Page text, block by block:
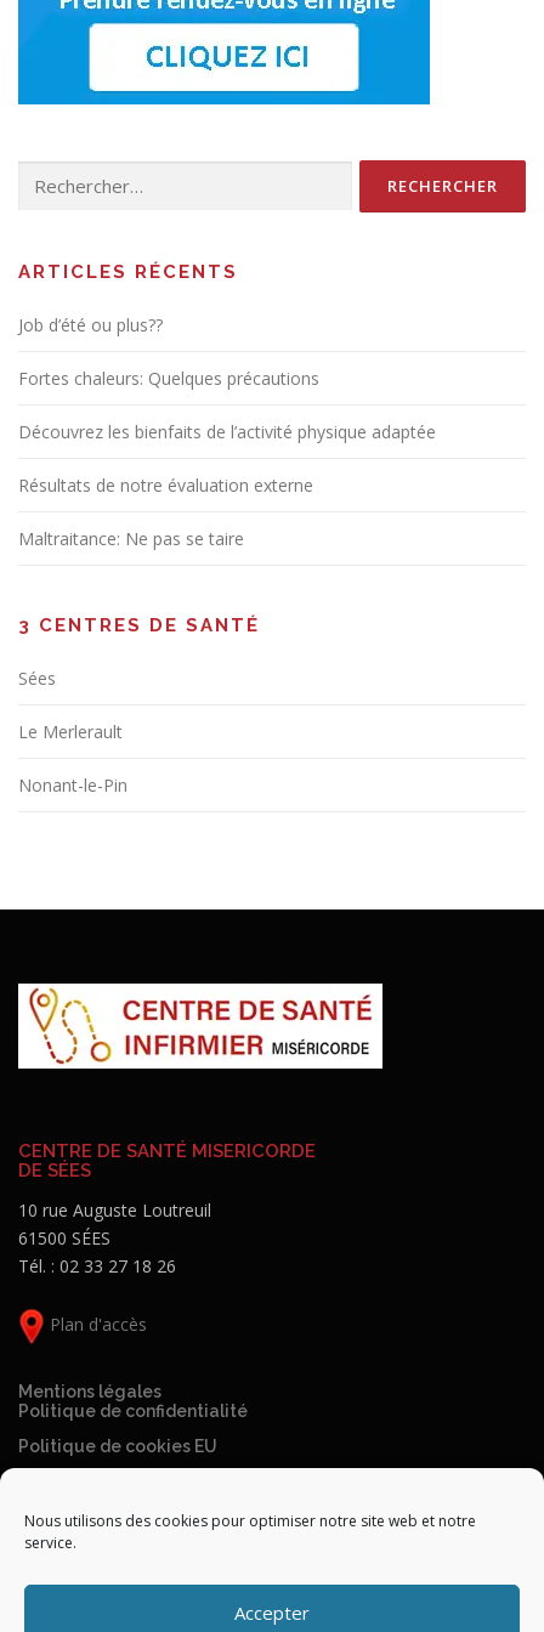
Nous utilisons des cookies pour optimiser notre site web et notre
service.
Accepter
ARTICLES RÉCENTS
Job d’été ou plus??
Fortes chaleurs: Quelques précautions
Découvrez les bienfaits de l’activité physique adaptée
Résultats de notre évaluation externe
Maltraitance: Ne pas se taire
3 CENTRES DE SANTÉ
Sées
Le Merlerault
Nonant-le-Pin
CENTRE DE SANTÉ MISERICORDE
DE SÉES
10 rue Auguste Loutreuil
61500 SÉES
Tél. : 02 33 27 18 26
Plan d'accès
Mentions légales
Politique de confidentialité
Politique de cookies EU
CréationSmart Normandie